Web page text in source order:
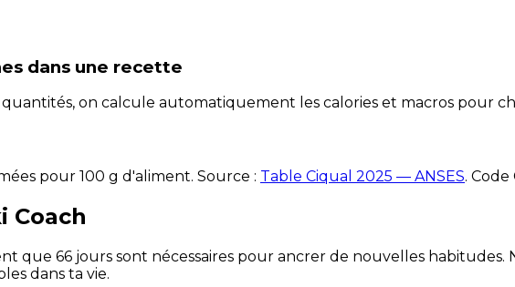
dans une recette
on calcule automatiquement les calories et macros pour
pour 100 g d'aliment. Source : Table Ciqual 2025 — ANSES. Code
Coach
que 66 jours sont nécessaires pour ancrer de nouvelles
dans ta vie.